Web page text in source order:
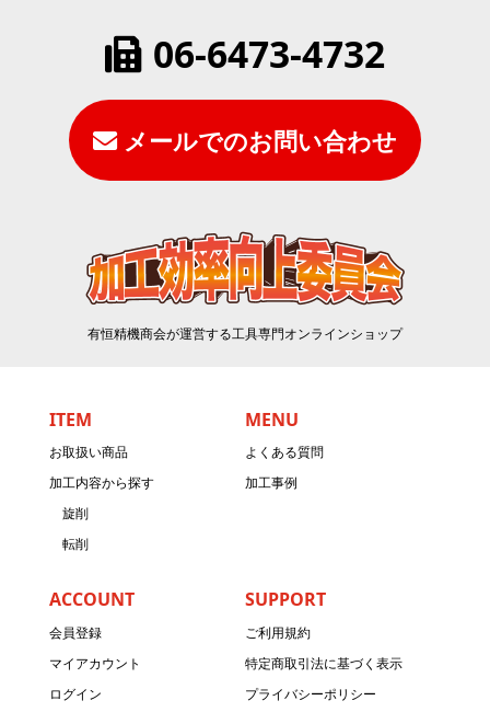
06-6473-4732
メールでのお問い合わせ
有恒精機商会が運営する工具専門オンラインショップ
ITEM
お取扱い商品
加工内容から探す
旋削
転削
MENU
よくある質問
加工事例
ACCOUNT
会員登録
マイアカウント
ログイン
SUPPORT
ご利用規約
特定商取引法に基づく表示
プライバシーポリシー